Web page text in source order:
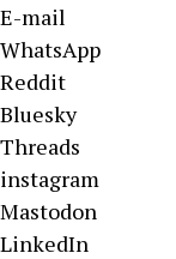
E-mail
WhatsApp
Reddit
Bluesky
Threads
instagram
Mastodon
LinkedIn